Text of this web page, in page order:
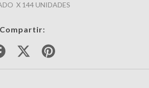
X 144 UNIDADES
Compartir: